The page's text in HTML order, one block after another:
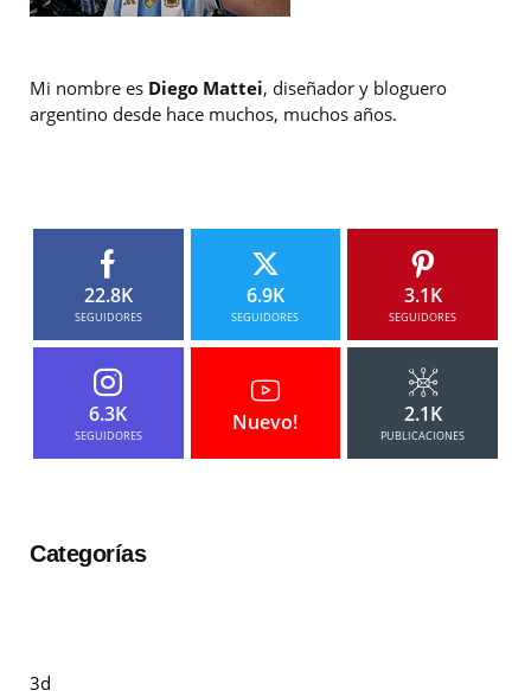
Mi nombre es Diego Mattei, diseñador y bloguero
argentino desde hace muchos, muchos años.
22.8K
SEGUIDORES
6.9K
SEGUIDORES
3.1K
SEGUIDORES
6.3K
SEGUIDORES
Nuevo! 2.1K
PUBLICACIONES
Categorías
3d